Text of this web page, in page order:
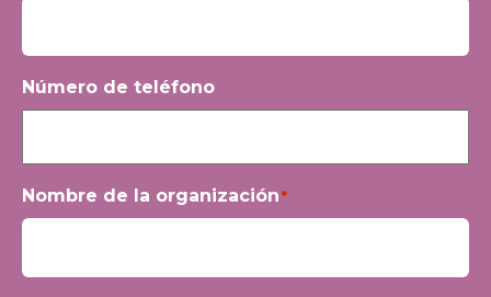
Número de teléfono
Nombre de la organización*